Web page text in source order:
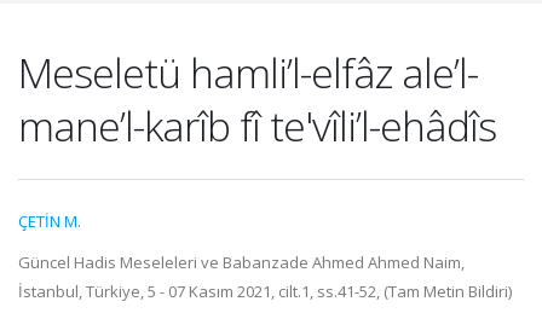
Meseletü hamli’l-elfâz ale’l-
mane’l-karîb fî te'vîli’l-ehâdîs
ÇETİN M.
Güncel Hadis Meseleleri ve Babanzade Ahmed Ahmed Naim,
İstanbul, Türkiye, 5 - 07 Kasım 2021, cilt.1, ss.41-52, (Tam Metin Bildiri)